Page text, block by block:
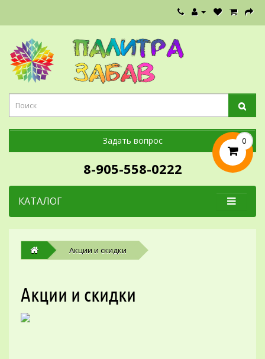
0
Задать вопрос
8-905-558-0222
КАТАЛОГ
Акции и скидки
Акции и скидки